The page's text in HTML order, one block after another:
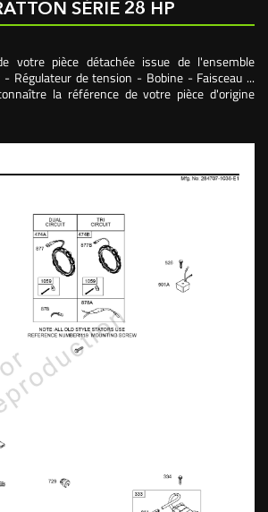
SÉRIE 28 HP
votre pièce détachée issue de l'ensemble
Régulateur de tension - Bobine - Faisceau ...
la référence de votre pièce d'origine